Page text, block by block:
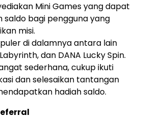
Mini Games yang dapat
saldo bagi pengguna yang
misi.
di dalamnya antara lain
dan DANA Lucky Spin.
sederhana, cukup ikuti
dan selesaikan tantangan
hadiah saldo.